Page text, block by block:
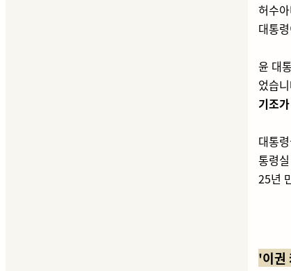
허수
대통
윤 대
었습
기조
대통
통령
25년
'이권